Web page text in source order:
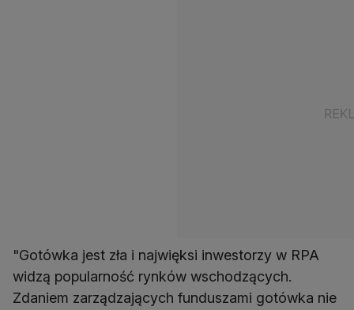
"Gotówka jest zła i najwięksi inwestorzy w RPA
widzą popularność rynków wschodzących.
Zdaniem zarządzających funduszami gotówka nie